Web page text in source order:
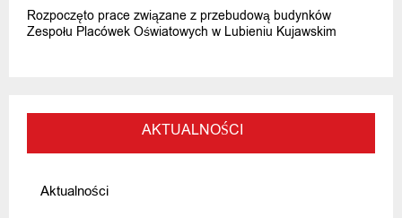
Rozpoczęto prace związane z przebudową budynków
Zespołu Placówek Oświatowych w Lubieniu Kujawskim
AKTUALNOŚCI
Aktualności